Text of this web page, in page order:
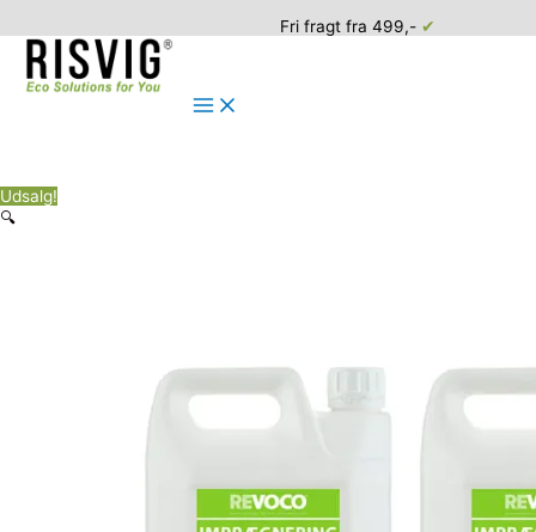
Fri fragt fra 499,- ✔
til
indholdet
Main
Menu
Udsalg!
🔍